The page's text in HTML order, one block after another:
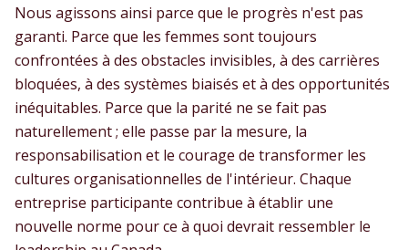
Nous agissons ainsi parce que le progrès n'est pas
garanti. Parce que les femmes sont toujours
confrontées à des obstacles invisibles, à des carrières
bloquées, à des systèmes biaisés et à des opportunités
inéquitables. Parce que la parité ne se fait pas
naturellement ; elle passe par la mesure, la
responsabilisation et le courage de transformer les
cultures organisationnelles de l'intérieur. Chaque
entreprise participante contribue à établir une
nouvelle norme pour ce à quoi devrait ressembler le